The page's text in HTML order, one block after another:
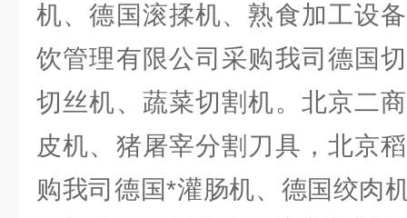
机、德国滚揉机、熟食加工设
饮管理有限公司采购我司德国
切丝机、蔬菜切割机。北京二
皮机、猪屠宰分割刀具，北京
购我司德国*灌肠机、德国绞肉